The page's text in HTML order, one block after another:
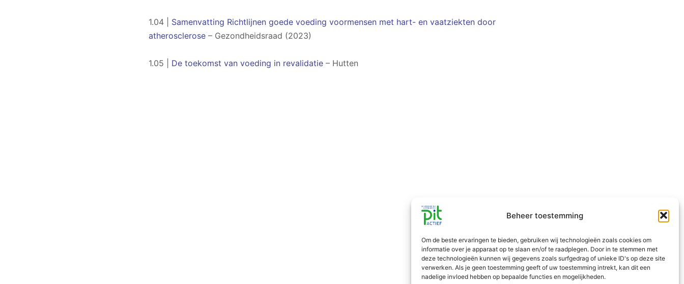
Beheer toestemming
Om de beste ervaringen te bieden, gebruiken wij technologieën zoals cookies om
informatie over je apparaat op te slaan en/of te raadplegen. Door in te stemmen met
deze technologieën kunnen wij gegevens zoals surfgedrag of unieke ID's op deze site
verwerken. Als je geen toestemming geeft of uw toestemming intrekt, kan dit een
nadelige invloed hebben op bepaalde functies en mogelijkheden.
1.04 | Samenvatting Richtlijnen goede voeding voormensen met hart- en vaatziekten door
atherosclerose – Gezondheidsraad (2023)
1.05 | De toekomst van voeding in revalidatie – Hutten